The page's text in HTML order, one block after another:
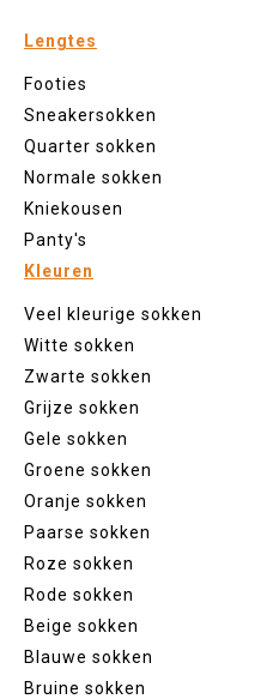
Lengtes
Footies
Sneakersokken
Quarter sokken
Normale sokken
Kniekousen
Panty's
Kleuren
Veel kleurige sokken
Witte sokken
Zwarte sokken
Grijze sokken
Gele sokken
Groene sokken
Oranje sokken
Paarse sokken
Roze sokken
Rode sokken
Beige sokken
Blauwe sokken
Bruine sokken